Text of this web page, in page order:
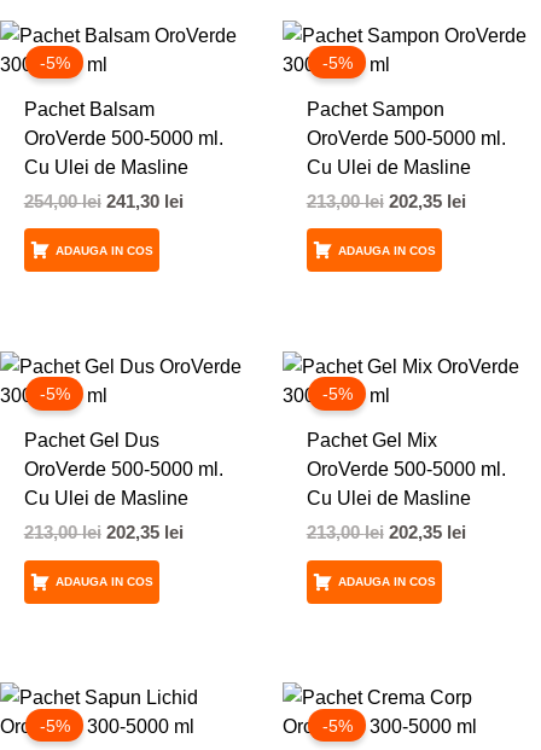
-5%
Pachet Balsam
OroVerde 500-5000 ml.
Cu Ulei de Masline
254,00lei
Prețul
inițial
a
fost:
254,00 lei.
241,30 lei
Prețul
ADAUGA IN COS
-5%
Pachet Sampon
OroVerde 500-5000 ml.
Cu Ulei de Masline
213,00lei
Prețul
inițial
a
213,00 lei.
202,35 lei
Prețul
ADAUGA IN COS
-5%
Pachet Gel Dus
OroVerde 500-5000 ml.
Cu Ulei de Masline
213,00lei
Prețul
inițial
a
fost:
213,00 lei.
202,35 lei
Prețul
ADAUGA IN COS
-5%
Pachet Gel Mix
OroVerde 500-5000 ml.
Cu Ulei de Masline
213,00lei
Prețul
inițial
a
fost:
213,00 lei.
202,35 lei
Prețul
ADAUGA IN COS
-5%
Prețul
inițial
a
Prețul
curent
este:
-5%
Prețul
inițial
a
Prețul
curent
este: